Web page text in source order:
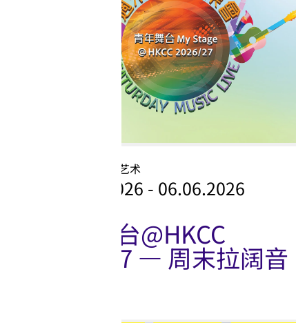
表演艺术
25.04.2026 - 06.06.2026
青年舞台@HKCC
2026/27 — 周末拉阔音